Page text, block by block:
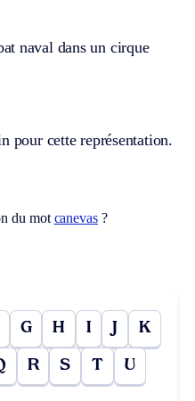
naval dans un cirque
pour cette représentation.
du mot canevas ?
G H I J K
R S T U